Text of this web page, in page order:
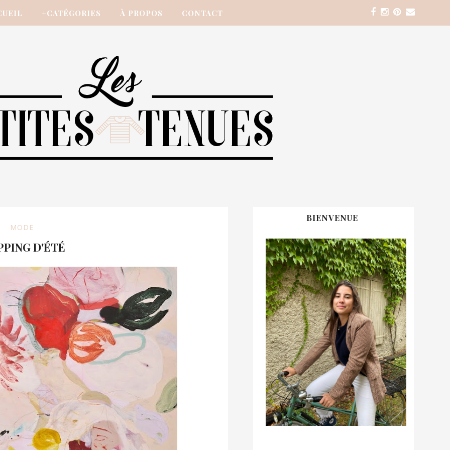
+CATÉGORIES À PROPOS CONTACT
MODE
D'ÉTÉ
BIENVENUE